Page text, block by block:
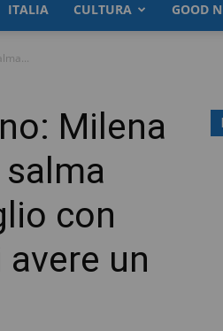
ITALIA CULTURA GOOD
Milena
con
un